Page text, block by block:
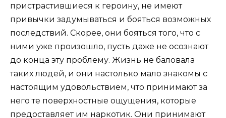
пристрастившиеся к героину, не имеют
привычки задумываться и бояться возможных
последствий. Скорее, они бояться того, что с
ними уже произошло, пусть даже не осознают
до конца эту проблему. Жизнь не баловала
таких людей, и они настолько мало знакомы с
настоящим удовольствием, что принимают за
него те поверхностные ощущения, которые
предоставляет им наркотик. Они принимают